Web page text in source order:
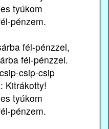
tyúkom
pénzem.
fél-pénzzel,
fél-pénzzel.
csip-csip
Kitrákotty!
tyúkom
pénzem.